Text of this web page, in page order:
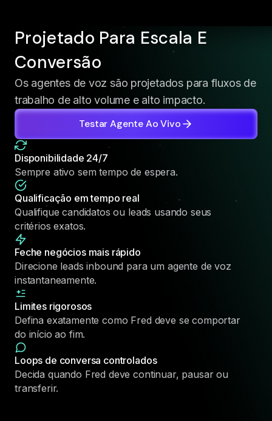
Projetado Para Escala E
Conversão
Os agentes de voz são projetados para fluxos de
trabalho de alto volume e alto impacto.
Testar Agente Ao Vivo
Disponibilidade 24/7
Sempre ativo sem tempo de espera.
Qualificação em tempo real
Qualifique candidatos ou leads usando seus
critérios exatos.
Feche negócios mais rápido
Direcione leads inbound para um agente de voz
instantaneamente.
Limites rigorosos
Defina exatamente como Fred deve se comportar
do início ao fim.
Loops de conversa controlados
Decida quando Fred deve continuar, pausar ou
transferir.